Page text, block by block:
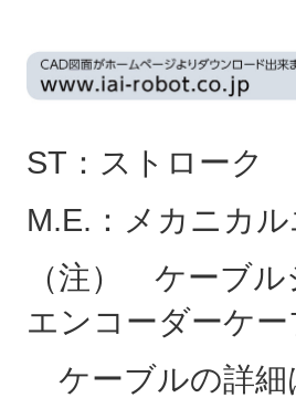
ST：ストローク
M.E.：メカニカ
（注） ケーブ
エンコーダーケ
ケーブルの詳細